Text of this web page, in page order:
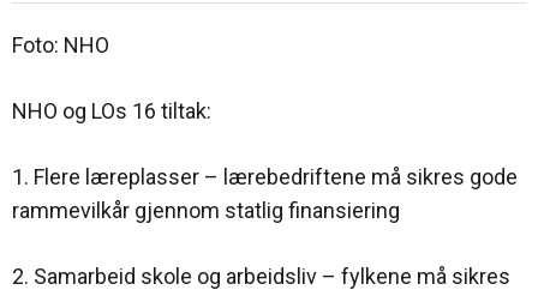
mester
Foto: NHO
NHO og LOs 16 tiltak:
1. Flere læreplasser – lærebedriftene må sikres gode
rammevilkår gjennom statlig finansiering
2. Samarbeid skole og arbeidsliv – fylkene må sikres